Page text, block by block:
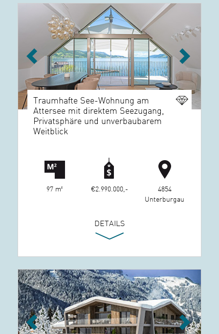
Previous Next
Traumhafte See-Wohnung am
Attersee mit direktem Seezugang,
Privatsphäre und unverbaubarem
Weitblick
97 m² €2.990.000,-
4854
Unterburgau
DETAILS
Previous Next